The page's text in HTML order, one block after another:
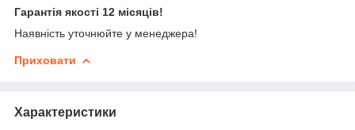
Гарантія якості 12 місяців!
Наявність уточнюйте у менеджера!
Приховати
Характеристики